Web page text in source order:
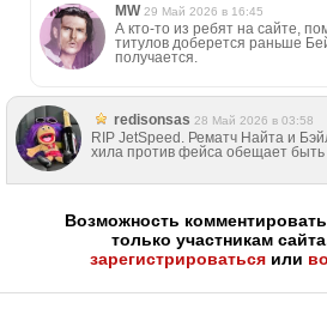
MW 29 Май 2026 в 16:45
А кто-то из ребят на сайте,
титулов доберется раньше
получается.
redisonsas 28 Май 2026 в 03:58
RIP JetSpeed. Рематч Найта и
хила против фейса обещает
Возможность
только участникам
зарегистрироваться или